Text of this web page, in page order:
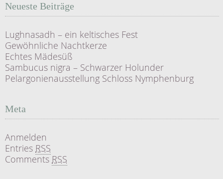
Neueste Beiträge
Lughnasadh – ein keltisches Fest
Gewöhnliche Nachtkerze
Echtes Mädesüß
Sambucus nigra – Schwarzer Holunder
Pelargonienausstellung Schloss Nymphenburg
Meta
Anmelden
Entries RSS
Comments RSS